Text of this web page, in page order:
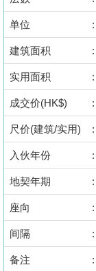
按
揭
地
产
博
客
地
产
新
闻
数
据
单位 :
建筑面积 :
实用面积 :
成交价(HK$) :
尺价(建筑/实用) :
入伙年份 :
地契年期 :
座向 :
间隔 :
备注 :